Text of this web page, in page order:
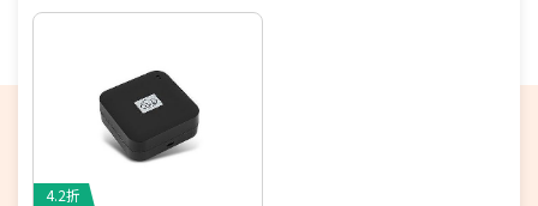
期，以訂單順序陸續出貨，如遇原廠供貨延遲，將會
偏遠地區及外島不送！
若您同意以上約定事項再行下單，謝謝。
優惠價格，恕不參加原廠贈品活動。(回函贈除外)
4.2折